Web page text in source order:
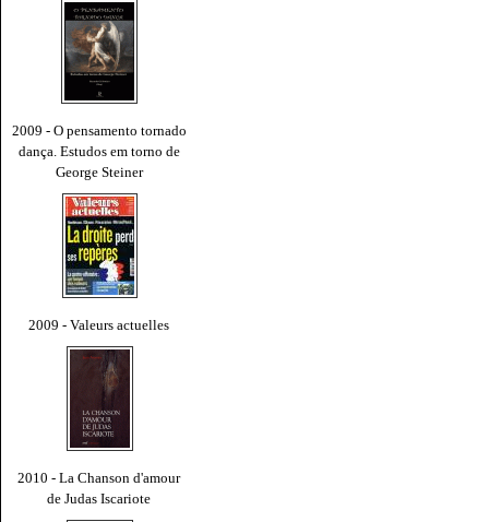
2009 - O pensamento tornado
dança. Estudos em torno de
George Steiner
2009 - Valeurs actuelles
2010 - La Chanson d'amour
de Judas Iscariote